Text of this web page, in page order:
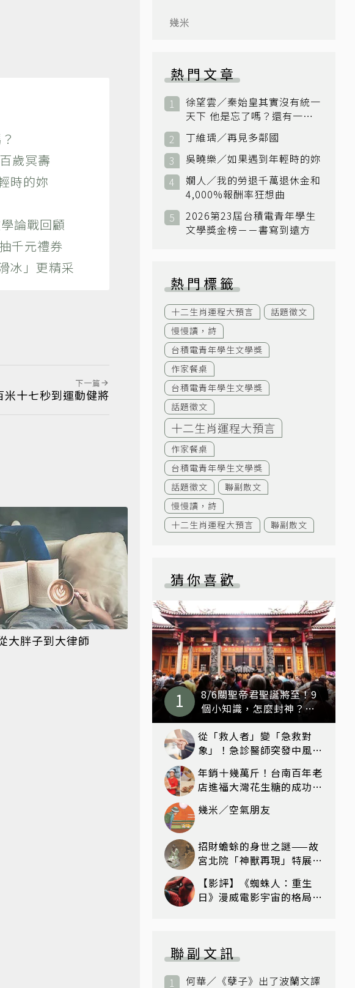
歲冥壽
時的妳
論戰回顧
千元禮券
冰」更精采
下一篇
米十七秒到運動健將
大胖子到大律師
幾米
熱門文章
徐望雲／秦始皇其實沒有統一
天下 他是忘了嗎？還有一個
小國：衛國
丁維瑀／再見多鄰國
吳曉樂／如果遇到年輕時的妳
嫺人／我的勞退千萬退休金和
4,000%報酬率狂想曲
2026第23屆台積電青年學生
文學獎金榜－－書寫到遠方
熱門標籤
十二生肖運程大預言
話題徵文
慢慢讀，詩
台積電青年學生文學獎
作家餐桌
台積電青年學生文學獎
話題徵文
十二生肖運程大預言
作家餐桌
台積電青年學生文學獎
話題徵文
聯副散文
慢慢讀，詩
十二生肖運程大預言
聯副散文
猜你喜歡
8/6關聖帝君聖誕將至！9
個小知識，怎麼封神？怎
麼拜？該拜哪個關帝？
從「救人者」變「急救對
象」！急診醫師突發中風，
己？
年銷十幾萬斤！台南百年老
店進福大灣花生糖的成功心
間斷
幾米／空氣朋友
招財蟾蜍的身世之謎——故
宮北院「神獸再現」特展看
【影評】《蜘蛛人：重生
日》漫威電影宇宙的格局新
聯副文訊
何華／《孽子》出了波蘭文譯